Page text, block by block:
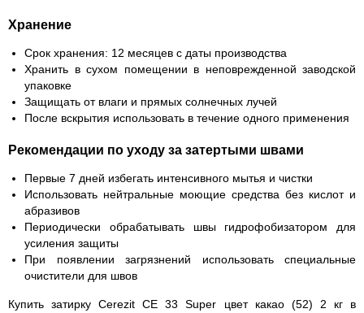
Хранение
Срок хранения: 12 месяцев с даты производства
Хранить в сухом помещении в неповрежденной заводской
упаковке
Защищать от влаги и прямых солнечных лучей
После вскрытия использовать в течение одного применения
Рекомендации по уходу за затертыми швами
Первые 7 дней избегать интенсивного мытья и чистки
Использовать нейтральные моющие средства без кислот и
абразивов
Периодически обрабатывать швы гидрофобизатором для
усиления защиты
При появлении загрязнений использовать специальные
очистители для швов
Купить затирку Cerezit CE 33 Super цвет какао (52) 2 кг в